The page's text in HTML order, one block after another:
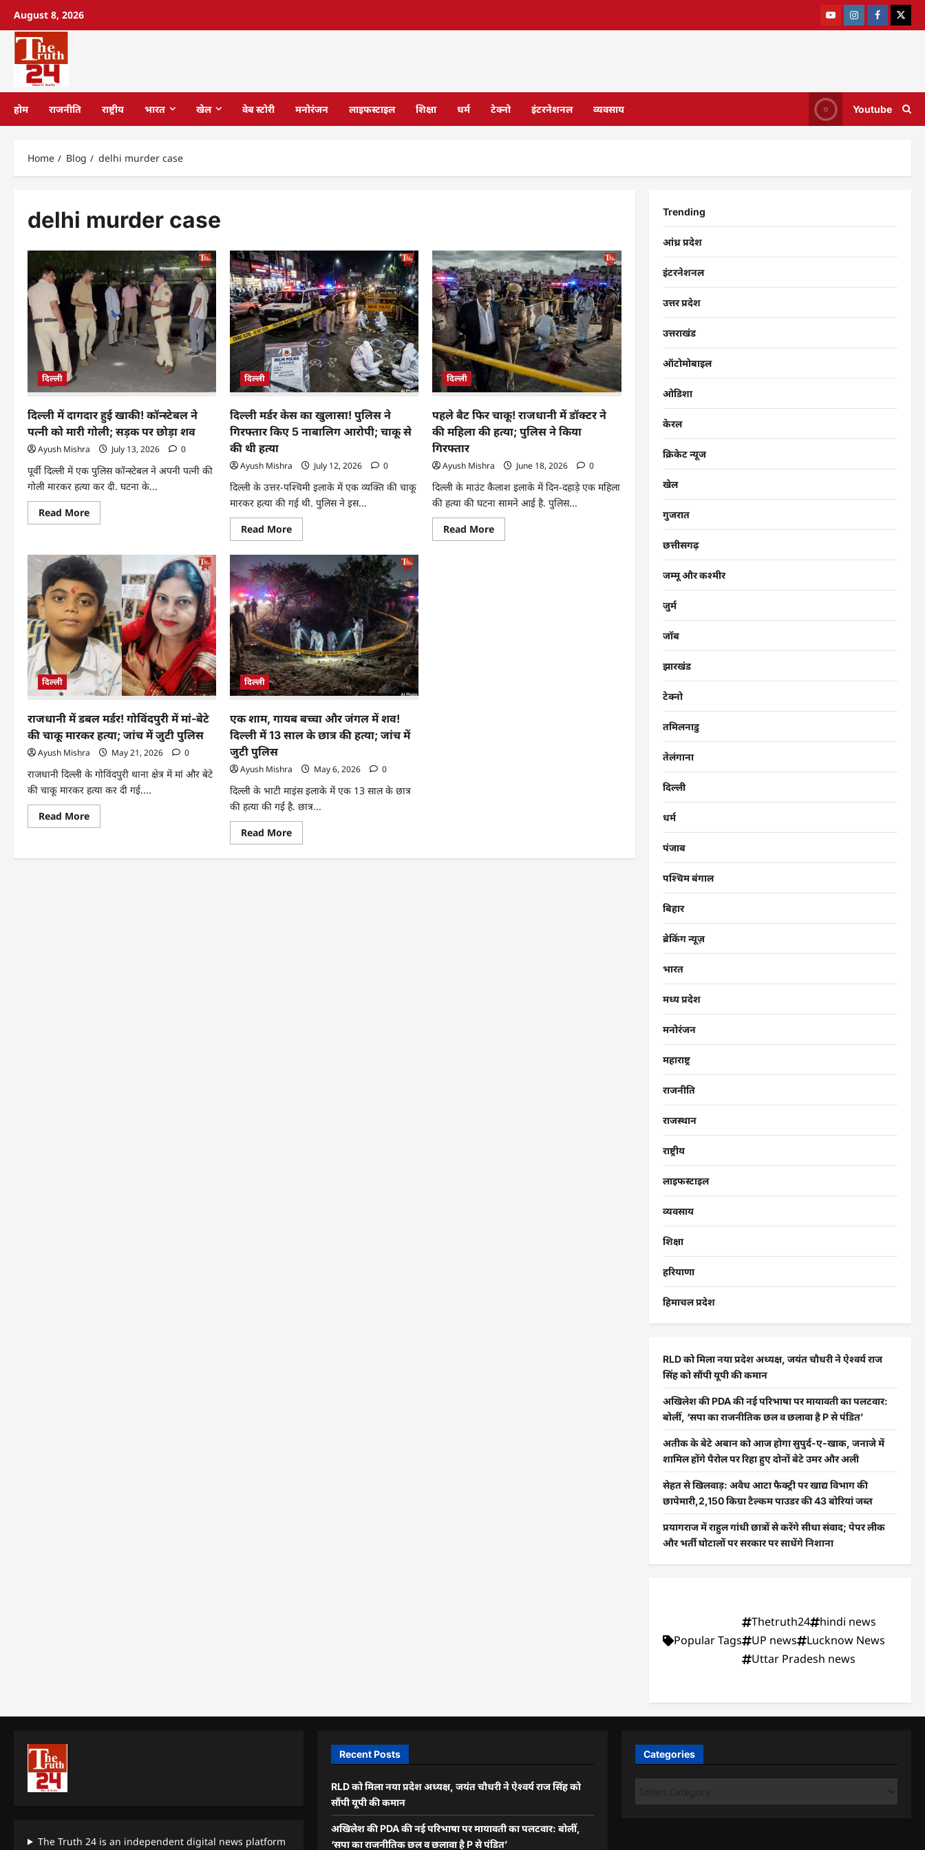
August 8, 2026
होम राजनीति राष्ट्रीय भारत खेल वेब स्टोरी मनोरंजन लाइफस्टाइल शिक्षा धर्म टेक्नो इंटरनेशनल व्यवसाय Youtube
Home Blog delhi murder case
delhi murder case
दिल्ली
दिल्ली में दागदार हुई खाकी! कॉन्स्टेबल ने
पत्नी को मारी गोली; सड़क पर छोड़ा शव
Ayush Mishra July 13, 2026 0
पूर्वी दिल्ली में एक पुलिस कॉन्स्टेबल ने अपनी पत्नी की
गोली मारकर हत्या कर दी. घटना के...
Read More
दिल्ली
दिल्ली मर्डर केस का खुलासा! पुलिस ने
गिरफ्तार किए 5 नाबालिग आरोपी; चाकू से
की थी हत्या
Ayush Mishra July 12, 2026 0
दिल्ली के उत्तर-पश्चिमी इलाके में एक व्यक्ति की चाकू
मारकर हत्या की गई थी. पुलिस ने इस...
Read More
दिल्ली
पहले बैट फिर चाकू! राजधानी में डॉक्टर ने
की महिला की हत्या; पुलिस ने किया
गिरफ्तार
Ayush Mishra June 18, 2026 0
दिल्ली के माउंट कैलाश इलाके में दिन-दहाड़े एक महिला
की हत्या की घटना सामने आई है. पुलिस...
Read More
दिल्ली
राजधानी में डबल मर्डर! गोविंदपुरी में मां-बेटे
की चाकू मारकर हत्या; जांच में जुटी पुलिस
Ayush Mishra May 21, 2026 0
राजधानी दिल्ली के गोविंदपुरी थाना क्षेत्र में मां और बेटे
की चाकू मारकर हत्या कर दी गई....
Read More
दिल्ली
एक शाम, गायब बच्चा और जंगल में शव!
दिल्ली में 13 साल के छात्र की हत्या; जांच में
जुटी पुलिस
Ayush Mishra May 6, 2026 0
दिल्ली के भाटी माइंस इलाके में एक 13 साल के छात्र
की हत्या की गई है. छात्र...
Read More
Trending
आंध्र प्रदेश
इंटरनेशनल
उत्तर प्रदेश
उत्तराखंड
ऑटोमोबाइल
ओडिशा
केरल
क्रिकेट न्यूज
खेल
गुजरात
छत्तीसगढ़
जम्मू और कश्मीर
जुर्म
जॉब
झारखंड
टेक्नो
तमिलनाडु
तेलंगाना
दिल्ली
धर्म
पंजाब
पश्चिम बंगाल
बिहार
ब्रेकिंग न्यूज़
भारत
मध्य प्रदेश
मनोरंजन
महाराष्ट्र
राजनीति
राजस्थान
राष्ट्रीय
लाइफस्टाइल
व्यवसाय
शिक्षा
हरियाणा
हिमाचल प्रदेश
RLD को मिला नया प्रदेश अध्यक्ष, जयंत चौधरी ने ऐश्वर्य राज
सिंह को सौंपी यूपी की कमान
अखिलेश की PDA की नई परिभाषा पर मायावती का पलटवार:
बोलीं, ‘सपा का राजनीतिक छल व छलावा है P से पंडित’
अतीक के बेटे अबान को आज होगा सुपुर्द-ए-खाक, जनाजे में
शामिल होंगे पैरोल पर रिहा हुए दोनों बेटे उमर और अली
सेहत से खिलवाड़: अवैध आटा फैक्ट्री पर खाद्य विभाग की
छापेमारी,2,150 किग्रा टैल्कम पाउडर की 43 बोरियां जब्त
प्रयागराज में राहुल गांधी छात्रों से करेंगे सीधा संवाद; पेपर लीक
और भर्ती घोटालों पर सरकार पर साधेंगे निशाना
Popular Tags
Thetruth24
hindi news
UP news
Lucknow News
Uttar Pradesh news
The Truth 24 is an independent digital news platform
Recent Posts
RLD को मिला नया प्रदेश अध्यक्ष, जयंत चौधरी ने ऐश्वर्य राज सिंह को
सौंपी यूपी की कमान
अखिलेश की PDA की नई परिभाषा पर मायावती का पलटवार: बोलीं,
‘सपा का राजनीतिक छल व छलावा है P से पंडित’
Categories